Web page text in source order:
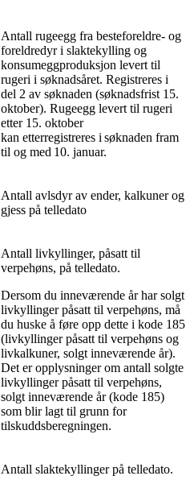
Antall rugeegg fra besteforeldre- og
foreldredyr i slaktekylling og
konsumeggproduksjon levert til
rugeri i søknadsåret. Registreres i
del 2 av søknaden (søknadsfrist 15.
oktober). Rugeegg levert til rugeri
etter 15. oktober
kan etterregistreres i søknaden fram
til og med 10. januar.
Antall avlsdyr av ender, kalkuner og
gjess på telledato
Antall livkyllinger, påsatt til
verpehøns, på telledato.
Dersom du inneværende år har solgt
livkyllinger påsatt til verpehøns, må
du huske å føre opp dette i kode 185
(livkyllinger påsatt til verpehøns og
livkalkuner, solgt inneværende år).
Det er opplysninger om antall solgte
livkyllinger påsatt til verpehøns,
solgt inneværende år (kode 185)
som blir lagt til grunn for
tilskuddsberegningen.
Antall slaktekyllinger på telledato.